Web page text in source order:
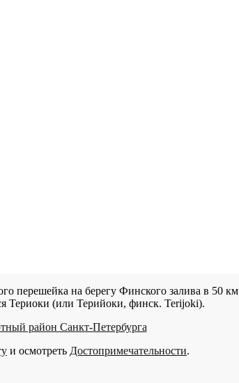
перешейка на берегу Финского залива в 50
Териоки (или Терийоки, финск. Terijoki).
и осмотреть Достопримечательности.